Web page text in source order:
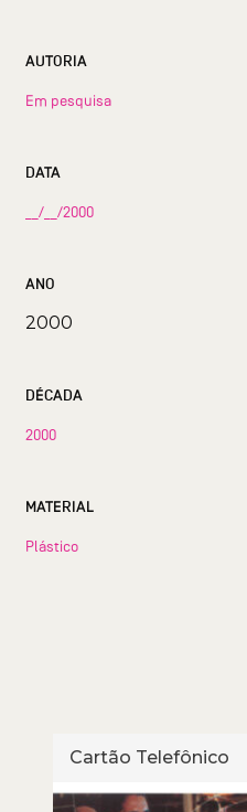
AUTORIA
Em pesquisa
DATA
__/__/2000
ANO
2000
DÉCADA
2000
MATERIAL
Plástico
Cartão Telefônico